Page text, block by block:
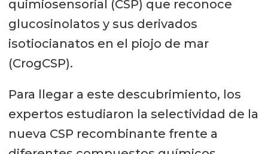
quimiosensorial (CSP) que reconoce
glucosinolatos y sus derivados
isotiocianatos en el piojo de mar
(CrogCSP).
Para llegar a este descubrimiento, los
expertos estudiaron la selectividad de la
nueva CSP recombinante frente a